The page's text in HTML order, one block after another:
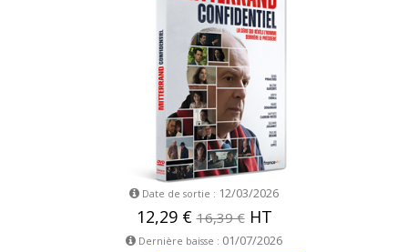
Date de sortie : 12/03/2026
12,29 €16,39 €HT
Dernière baisse : 01/07/2026